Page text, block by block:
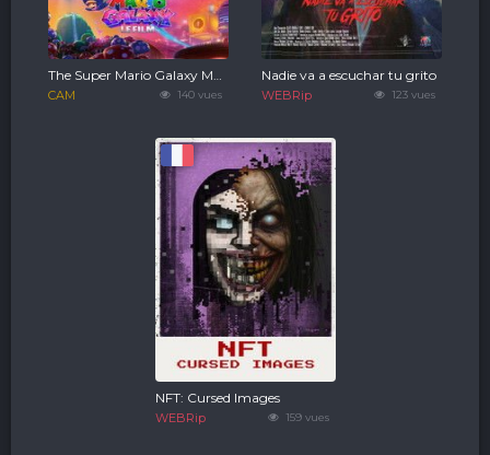
140 vues
The Super Mario Galaxy Movie
CAM 123 vues
Nadie va a escuchar tu grito
WEBRip
159 vues
NFT: Cursed Images
WEBRip